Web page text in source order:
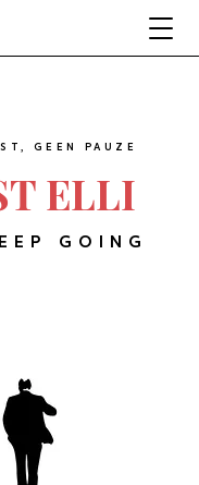
ELLI
GEEN PAUZE
GOING